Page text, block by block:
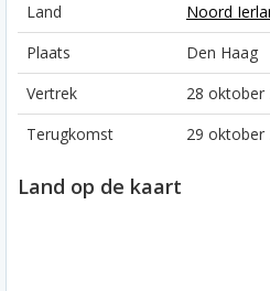
Land
Noord
Plaats
Den Haag
Vertrek
28 oktober
Terugkomst
29 oktober
Land op de kaart